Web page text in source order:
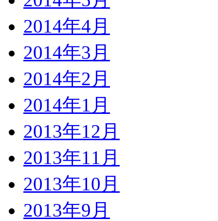
2014年4月
2014年3月
2014年2月
2014年1月
2013年12月
2013年11月
2013年10月
2013年9月